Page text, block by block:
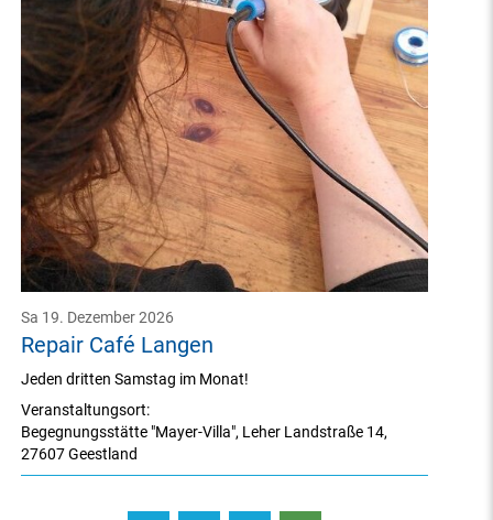
Repair Café Langen
Sa 19. Dezember 2026
Veranstaltungsort:
Begegnungsstätte "Mayer-Villa", Leher Landstraße 14,
27607 Geestland
Jeden dritten Samstag im Monat!